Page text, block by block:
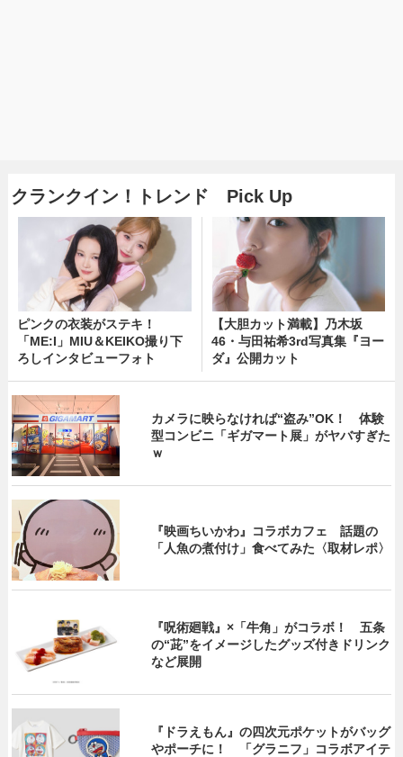
クランクイン！トレンド Pick Up
ピンクの衣装がステキ！
「ME:I」MIU＆KEIKO撮り下
ろしインタビューフォト
【大胆カット満載】乃木坂
46・与田祐希3rd写真集『ヨー
ダ』公開カット
カメラに映らなければ“盗み”OK！ 体験
型コンビニ「ギガマート展」がヤバすぎた
ｗ
『映画ちいかわ』コラボカフェ 話題の
「人魚の煮付け」食べてみた〈取材レポ〉
『呪術廻戦』×「牛角」がコラボ！ 五条
の“茈”をイメージしたグッズ付きドリンク
など展開
『ドラえもん』の四次元ポケットがバッグ
やポーチに！ 「グラニフ」コラボアイテ